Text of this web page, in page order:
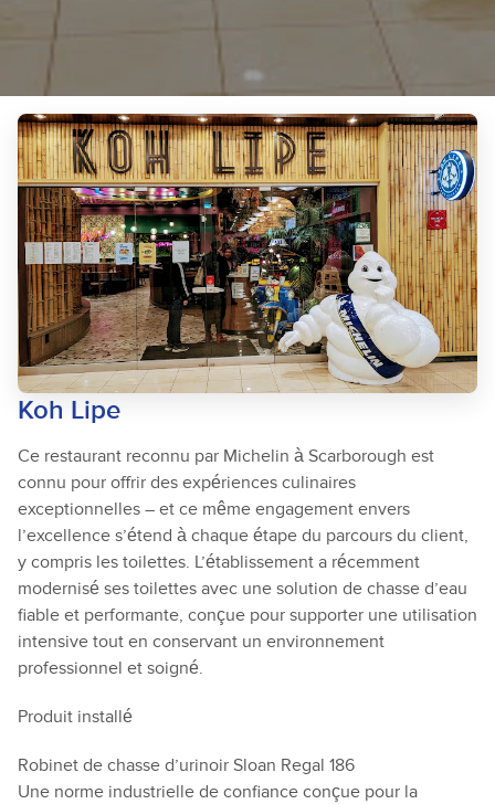
Koh Lipe
Ce restaurant reconnu par Michelin à Scarborough est
connu pour offrir des expériences culinaires
exceptionnelles – et ce même engagement envers
l’excellence s’étend à chaque étape du parcours du client,
y compris les toilettes. L’établissement a récemment
modernisé ses toilettes avec une solution de chasse d’eau
fiable et performante, conçue pour supporter une utilisation
intensive tout en conservant un environnement
professionnel et soigné.
Produit installé
Robinet de chasse d’urinoir Sloan Regal 186
Une norme industrielle de confiance conçue pour la